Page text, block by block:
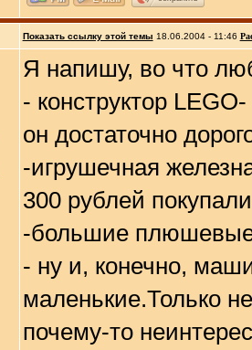
Показать ссылку этой темы 18.06.2004 - 11:46
Я напишу, во что
- конструктор
он достаточно
-игрушечная
300 рублей
-большие
- ну и, конечно,
маленькие.Только
почему-то